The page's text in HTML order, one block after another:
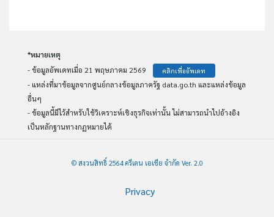
*หมายเหตุ
- ข้อมูลอัพเดทเมื่อ 21 พฤษภาคม 2569
คลิกเพื่ออัพเดท
- แหล่งที่มาข้อมูลจากศูนย์กลางข้อมูลภาครัฐ data.go.th และแหล่งข้อมูล
อื่นๆ
- ข้อมูลนี้มีไว้สำหรับใช้วิเคราะห์เชิงธุรกิจเท่านั้น ไม่สามารถนำไปอ้างอิง
เป็นหลักฐานทางกฏหมายได้
© สงวนสิทธิ์ 2564 ครีเดน เอเชีย จำกัด Ver. 2.0
Privacy